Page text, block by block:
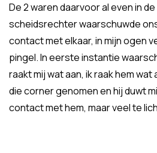
De 2 waren daarvoor al even in
scheidsrechter waarschuwde
contact met elkaar, in mijn ogen
pingel. In eerste instantie
raakt mij wat aan, ik raak hem
die corner genomen en hij duwt
contact met hem, maar veel te